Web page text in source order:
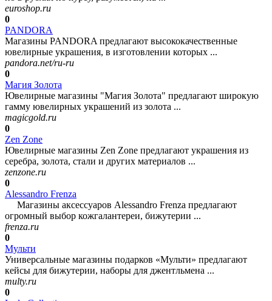
euroshop.ru
0
PANDORA
Магазины PANDORA предлагают высококачественные
ювелирные украшения, в изготовлении которых ...
pandora.net/ru-ru
0
Магия Золота
Ювелирные магазины "Магия Золота" предлагают широкую
гамму ювелирных украшений из золота ...
magicgold.ru
0
Zen Zone
Ювелирные магазины Zen Zone предлагают украшения из
серебра, золота, стали и других материалов ...
zenzone.ru
0
Alessandro Frenza
Магазины аксессуаров Alessandro Frenza предлагают
огромный выбор кожгалантереи, бижутерии ...
frenza.ru
0
Мульти
Универсальные магазины подарков «Мульти» предлагают
кейсы для бижутерии, наборы для джентльмена ...
multy.ru
0